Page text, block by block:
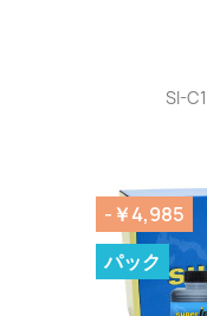
SI-
-￥4,985
パック